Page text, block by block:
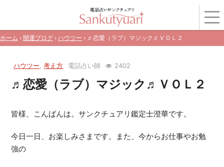
ホーム › 開運ブログ › ハウツー › ♬恋愛（ラブ）マジック♬ＶＯＬ２
ハウツー ,考え方 電話占い師 2402
♬恋愛（ラブ）マジック♬ＶＯＬ２
皆様、こんばんは。サンクチュアリ鑑定士澄華です。
今日一日、お楽しみさまです。また、今からお仕事やお勉
強の